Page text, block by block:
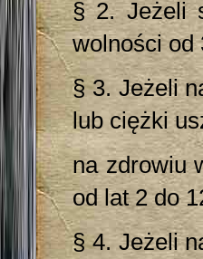
§ 2. Jeżeli
wolności od
§ 3. Jeżeli
lub ciężki
na zdrowiu
od lat 2 do
§ 4. Jeżeli